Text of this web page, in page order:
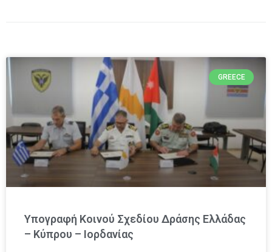
GREECE
Υπογραφή Κοινού Σχεδίου Δράσης Ελλάδας
– Κύπρου – Ιορδανίας